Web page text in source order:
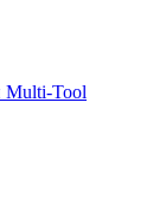
Multi-Tool